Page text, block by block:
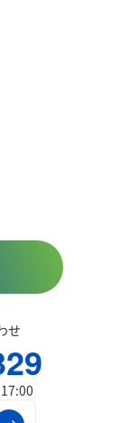
せ